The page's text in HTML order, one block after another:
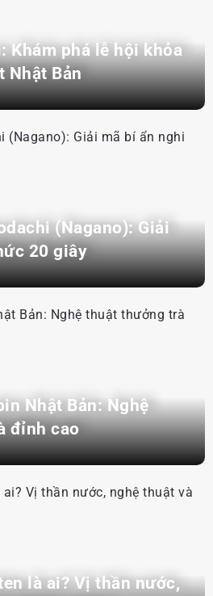
Khám phá lễ hội khỏa
Nhật Bản
(Nagano): Giải
20 giây
Nhật Bản: Nghệ
đỉnh cao
là ai? Vị thần nước,